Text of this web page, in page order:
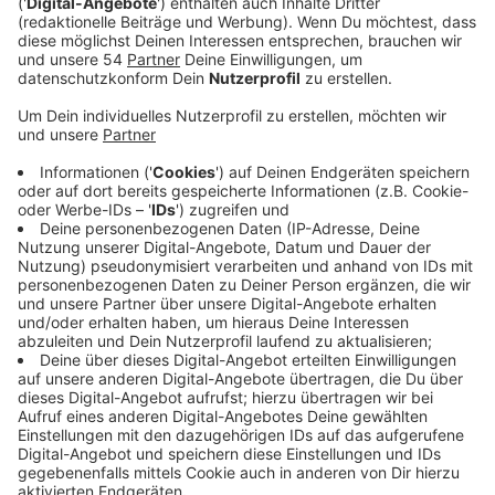
Veröffentlicht:Dienstag, 26.03.2024 11:15
Comedy
Atze Schröders Kaltstart 24: "Osterbrunch"